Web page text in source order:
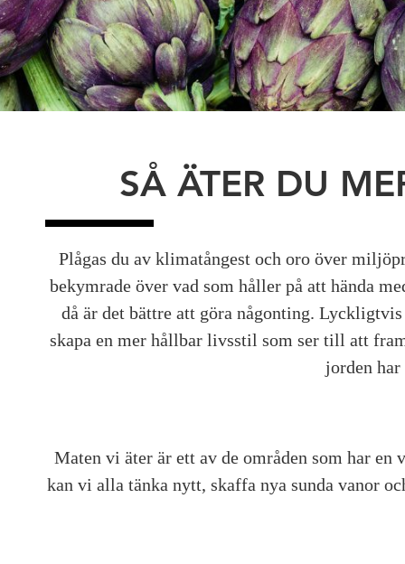
SÅ ÄTER DU
Plågas du av klimatångest och oro över
bekymrade över vad som håller på att hända
då är det bättre att göra någonting.
skapa en mer hållbar livsstil som ser till att
jorden
Maten vi äter är ett av de områden som har
kan vi alla tänka nytt, skaffa nya sunda vanor